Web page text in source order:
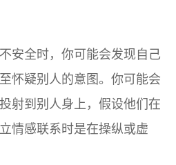
安全时，你可能会发现自己
怀疑别人的意图。你可能会
射到别人身上，假设他们在
情感联系时是在操纵或虚